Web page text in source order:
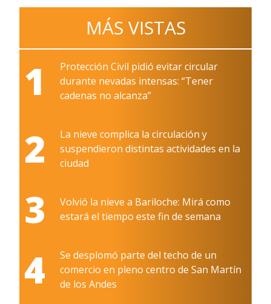
MÁS VISTAS
1
Protección Civil pidió evitar circular
durante nevadas intensas: “Tener
cadenas no alcanza”
2
La nieve complica la circulación y
suspendieron distintas actividades en la
ciudad
3
Volvió la nieve a Bariloche: Mirá como
estará el tiempo este fin de semana
4
Se desplomó parte del techo de un
comercio en pleno centro de San Martín
de los Andes